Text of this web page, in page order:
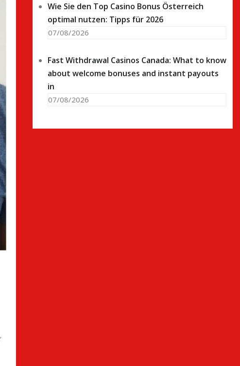
Wie Sie den Top Casino Bonus Österreich
optimal nutzen: Tipps für 2026
07/08/2026
Fast Withdrawal Casinos Canada: What to know
about welcome bonuses and instant payouts
in
07/08/2026